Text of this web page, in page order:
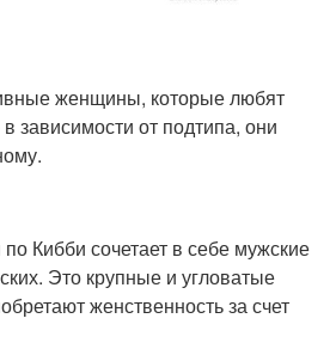
женщины, которые любят
зависимости от подтипа, они
Кибби сочетает в себе мужские
Это крупные и угловатые
женственность за счет